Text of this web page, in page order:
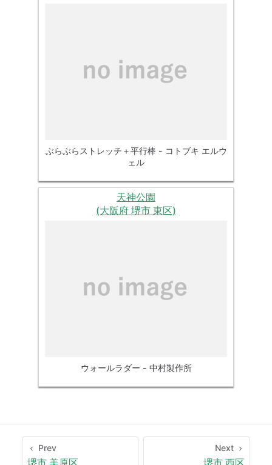
ぶらぶらストレッチ＋平行棒 - コトブキ エルウ
ェル
天神公園
(大阪府 堺市 東区)
ウォールラダー - 中村製作所
Prev
堺市 美原区
Next
堺市 西区